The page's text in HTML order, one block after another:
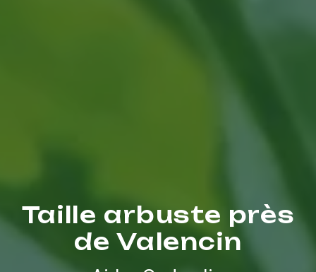
Taille arbuste près
de Valencin